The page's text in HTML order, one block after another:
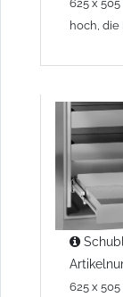
625 x
hoch,
625 x